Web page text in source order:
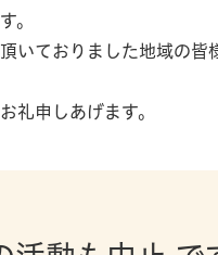
。
いておりました地域の皆
礼申しあげます。